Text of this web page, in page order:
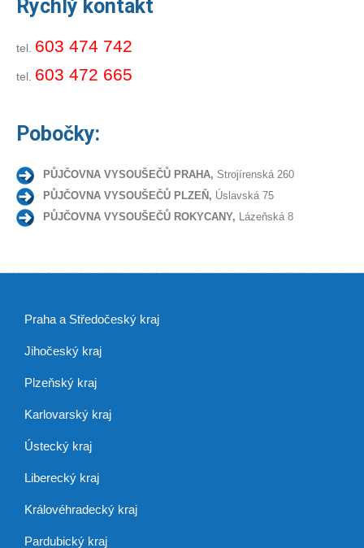
Rychlý kontakt
tel. 603 474 742
tel. 603 472 665
Pobočky:
PŮJČOVNA VYSOUŠEČŮ PRAHA, Strojírenská 260
PŮJČOVNA VYSOUŠEČŮ PLZEŇ, Úslavská 75
PŮJČOVNA VYSOUŠEČŮ ROKYCANY, Lázeňská 8
Praha a Středočeský kraj
Jihočeský kraj
Plzeňský kraj
Karlovarský kraj
Ústecký kraj
Liberecký kraj
Královéhradecký kraj
Pardubický kraj